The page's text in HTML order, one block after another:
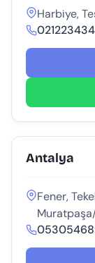
Harbiye,
Antalya
Fener,